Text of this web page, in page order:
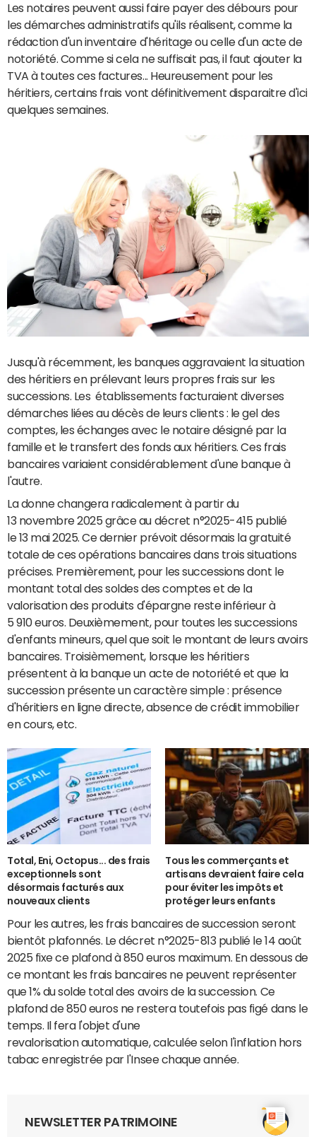
Les notaires peuvent aussi faire payer des débours pour
les démarches administratifs qu'ils réalisent, comme la
rédaction d'un inventaire d'héritage ou celle d'un acte de
notoriété. Comme si cela ne suffisait pas, il faut ajouter la
TVA à toutes ces factures... Heureusement pour les
héritiers, certains frais vont définitivement disparaitre d'ici
quelques semaines.
Jusqu'à récemment, les banques aggravaient la situation
des héritiers en prélevant leurs propres frais sur les
successions. Les établissements facturaient diverses
démarches liées au décès de leurs clients : le gel des
comptes, les échanges avec le notaire désigné par la
famille et le transfert des fonds aux héritiers. Ces frais
bancaires variaient considérablement d'une banque à
l'autre.
La donne changera radicalement à partir du
13 novembre 2025 grâce au décret n°2025-415 publié
le 13 mai 2025. Ce dernier prévoit désormais la gratuité
totale de ces opérations bancaires dans trois situations
précises. Premièrement, pour les successions dont le
montant total des soldes des comptes et de la
valorisation des produits d'épargne reste inférieur à
5 910 euros. Deuxièmement, pour toutes les successions
d'enfants mineurs, quel que soit le montant de leurs avoirs
bancaires. Troisièmement, lorsque les héritiers
présentent à la banque un acte de notoriété et que la
succession présente un caractère simple : présence
d'héritiers en ligne directe, absence de crédit immobilier
en cours, etc.
Total, Eni, Octopus... des frais
exceptionnels sont
désormais facturés aux
nouveaux clients
Tous les commerçants et
artisans devraient faire cela
pour éviter les impôts et
protéger leurs enfants
Pour les autres, les frais bancaires de succession seront
bientôt plafonnés. Le décret n°2025-813 publié le 14 août
2025 fixe ce plafond à 850 euros maximum. En dessous de
ce montant les frais bancaires ne peuvent représenter
que 1% du solde total des avoirs de la succession. Ce
plafond de 850 euros ne restera toutefois pas figé dans le
temps. Il fera l'objet d'une
revalorisation automatique, calculée selon l'inflation hors
tabac enregistrée par l'Insee chaque année.
NEWSLETTER PATRIMOINE